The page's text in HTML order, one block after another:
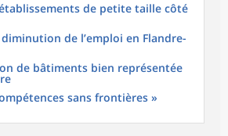
de petite taille côté
de l’emploi en Flandre-
de bâtiments bien représentée
sans frontières »